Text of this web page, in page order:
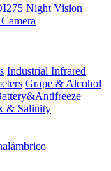
Night Vision
Industrial Infrared
Grape & Alcohol
& Salinity